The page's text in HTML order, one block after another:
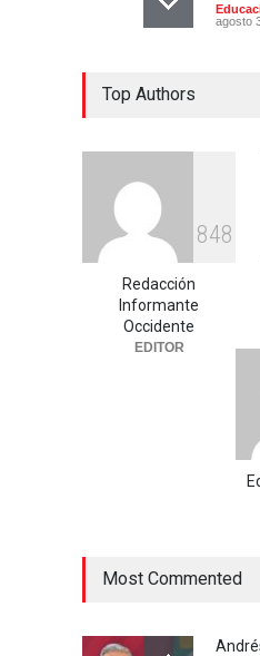
agosto
Entre críticas por
y demandas de
transparencia, COREMEX
enfrenta un nuevo desafío
Uncategorized julio 30, 2026
Top Authors
848
Redacción
Informante
Occidente
EDITOR
Most Commented